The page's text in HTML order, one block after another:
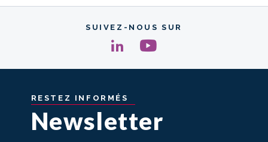
SUIVEZ-NOUS SUR
RESTEZ INFORMÉS
Newsletter